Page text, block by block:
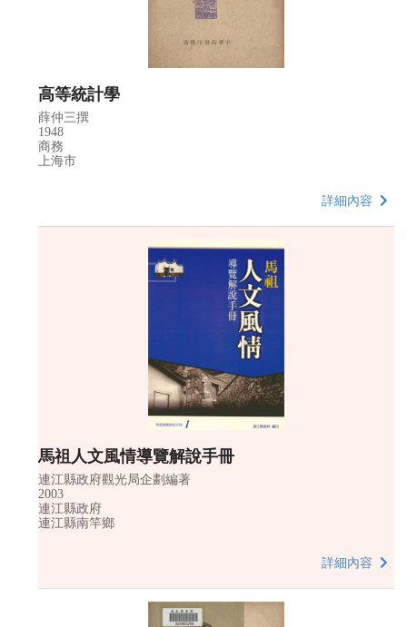
高等統計學
薛仲三撰
1948
商務
上海市
詳細內容
馬祖人文風情導覽解說手冊
連江縣政府觀光局企劃編著
2003
連江縣政府
連江縣南竿鄉
詳細內容